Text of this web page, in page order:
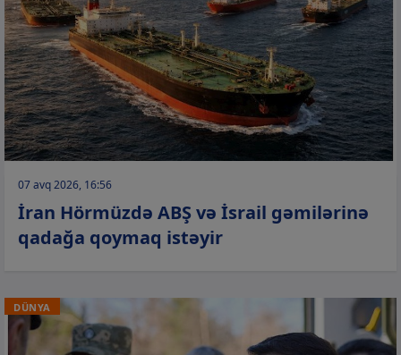
07 avq 2026, 16:56
İran Hörmüzdə ABŞ və İsrail gəmilərinə
qadağa qoymaq istəyir
DÜNYA